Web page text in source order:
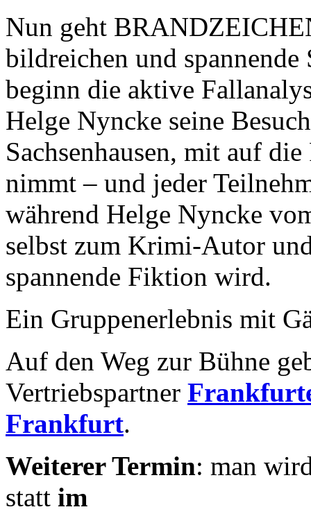
Nun geht
bildreichen und spannende
beginn die aktive
Helge Nyncke seine
Sachsenhausen, mit auf
nimmt – und jeder
während Helge Nyncke
selbst zum Krimi-Autor
spannende Fiktion wird.
Ein Gruppenerlebnis mit
Auf den Weg zur Bühne
Vertriebspartner
Frankfurt.
Weiterer Termin: man
statt im